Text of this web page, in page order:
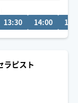
13:30 14:00
ピスト